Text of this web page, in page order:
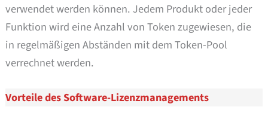
verwendet werden können. Jedem Produkt oder jeder
Funktion wird eine Anzahl von Token zugewiesen, die
in regelmäßigen Abständen mit dem Token-Pool
verrechnet werden.
Vorteile des Software-Lizenzmanagements